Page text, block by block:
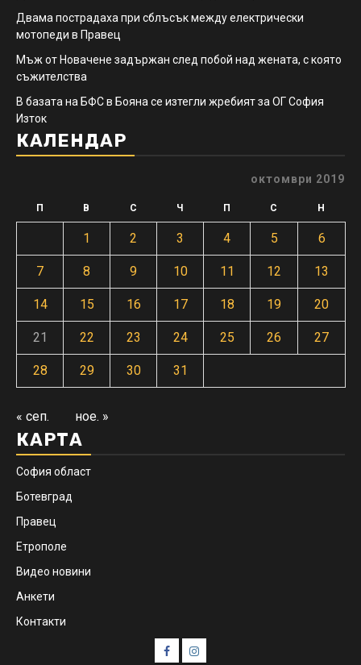
Двама пострадаха при сблъсък между електрически
мотопеди в Правец
Мъж от Новачене задържан след побой над жената, с която
съжителства
В базата на БФС в Бояна се изтегли жребият за ОГ София
Изток
КАЛЕНДАР
октомври 2019
П В С Ч П С Н
1 2 3 4 5 6
7 8 9 10 11 12 13
14 15 16 17 18 19 20
21 22 23 24 25 26 27
28 29 30 31
« сеп. ное. »
КАРТА
София област
Ботевград
Правец
Етрополе
Видео новини
Анкети
Контакти
FacebookInstagram